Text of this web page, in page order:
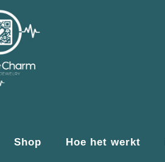
Shop Hoe het werkt